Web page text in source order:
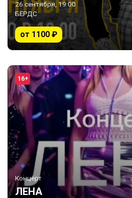
26 сентября, 19:00
БЁРДС
от 1100 ₽
16+
Концерт
ЛЕНА